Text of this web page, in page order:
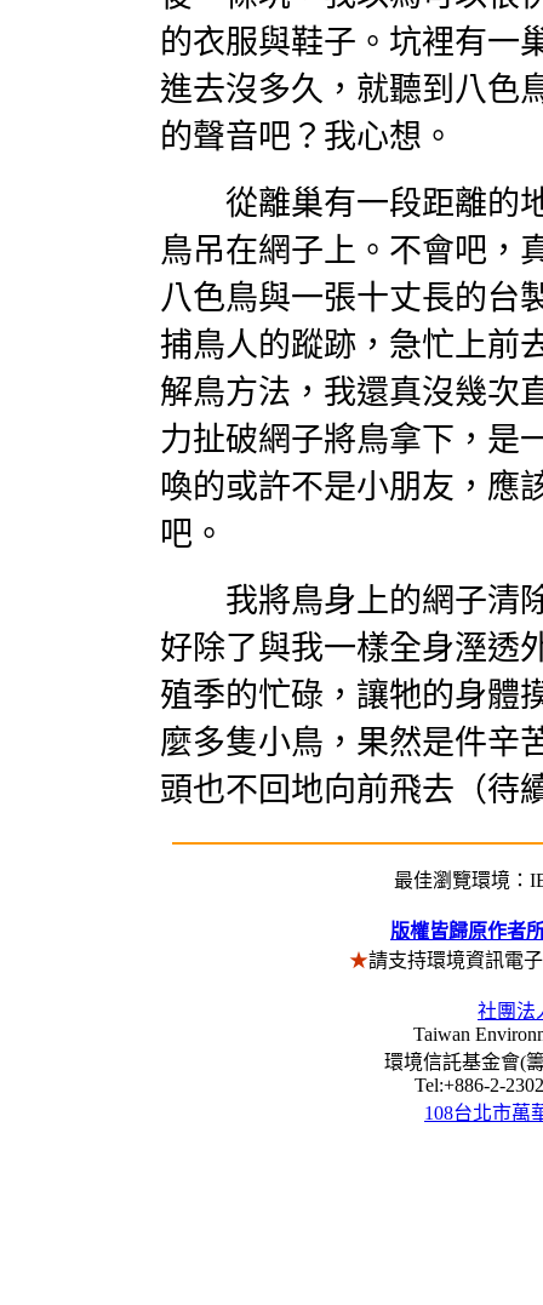
的衣服與鞋子。坑裡有一
進去沒多久，就聽到八色
的聲音吧？我心想。
從離巢有一段距離的地
鳥吊在網子上。不會吧，
八色鳥與一張十丈長的台
捕鳥人的蹤跡，急忙上前
解鳥方法，我還真沒幾次
力扯破網子將鳥拿下，是
喚的或許不是小朋友，應
吧。
我將鳥身上的網子清除
好除了與我一樣全身溼透
殖季的忙碌，讓牠的身體
麼多隻小鳥，果然是件辛
頭也不回地向前飛去（待
最佳瀏覽環境：
版權皆歸原作者
★請支持環境資訊電
社團法
Taiwan
環境信託基金會(籌
Tel:+886-2-
108台北市萬